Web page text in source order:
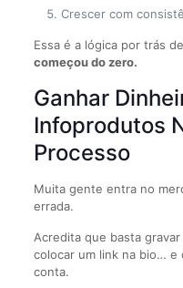
Crescer com
Essa é a lógica por trás de
começou do zero.
Ganhar
Infoprodutos
Processo
Muita gente entra no
errada.
Acredita que basta
colocar um link na bio… e
conta.